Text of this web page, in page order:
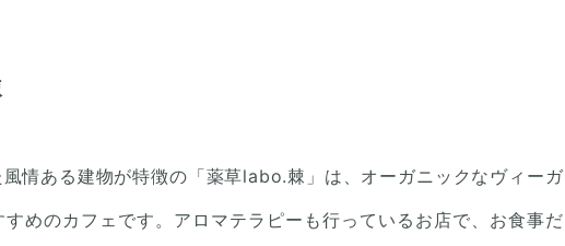
情ある建物が特徴の「薬草labo.棘」は、オーガニックなヴィーガ
めのカフェです。アロマテラピーも行っているお店で、お食事だ